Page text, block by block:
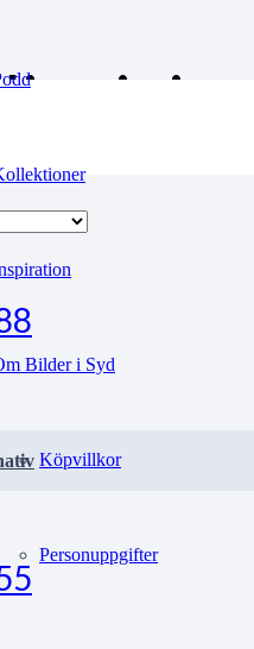
Bilder i Syd
Köpvillkor
Personuppgifter